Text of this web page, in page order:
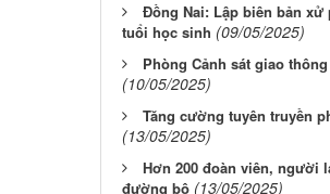
Đồng Nai: Lập biên bản
tuổi học sinh (09/05/2025)
Phòng Cảnh sát giao
(10/05/2025)
Tăng cường tuyên truyền
(13/05/2025)
Hơn 200 đoàn viên, người
đường bộ (13/05/2025)